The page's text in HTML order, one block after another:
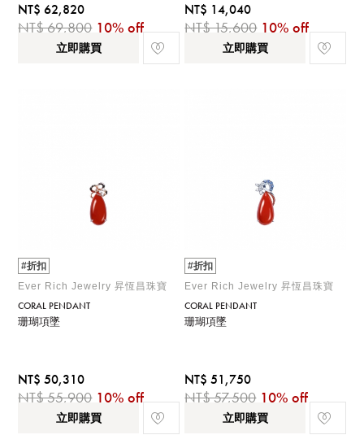
NT$ 62,820
NT$ 69,800 10% off
立即購買
NT$ 14,040
NT$ 15,600 10% off
立即購買
#折扣
Ever Rich Jewelry 昇恆昌珠寶
CORAL PENDANT
珊瑚項墜
NT$ 50,310
NT$ 55,900 10% off
立即購買
#折扣
Ever Rich Jewelry 昇恆昌珠寶
CORAL PENDANT
珊瑚項墜
NT$ 51,750
NT$ 57,500 10% off
立即購買